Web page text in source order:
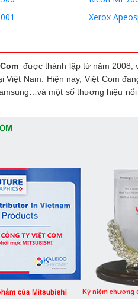
Xerox
được thành lập từ năm 2008,
Nam. Hiện nay, Việt Com
một số thương hiệu